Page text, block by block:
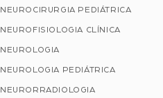
NEUROCIRURGIA PEDIÁTRICA
NEUROFISIOLOGIA CLÍNICA
NEUROLOGIA
NEUROLOGIA PEDIÁTRICA
NEURORRADIOLOGIA